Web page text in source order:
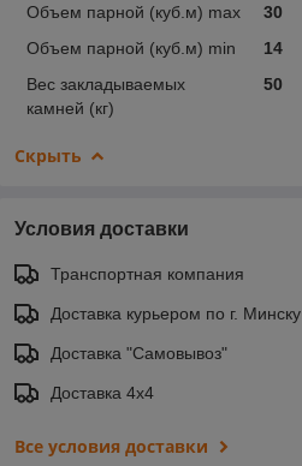
Объем парной (куб.м) max
30
Объем парной (куб.м) min
14
Вес закладываемых
камней (кг)
50
Скрыть
Условия доставки
Транспортная компания
Доставка курьером по г. Минску
Доставка "Самовывоз"
Доставка 4х4
Все условия доставки